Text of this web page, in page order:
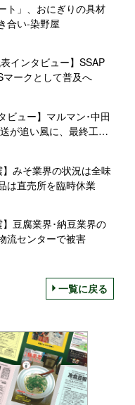
ト」、おにぎりの具材
合い-染野屋
インタビュー】SSAP
ークとして普及へ
ビュー】マルマン･中田
が追い風に、最終工程
】みそ業界の状況は全味
は直売所を臨時休業
】豆腐業界･納豆業界の
流センターで被害
一覧に戻る